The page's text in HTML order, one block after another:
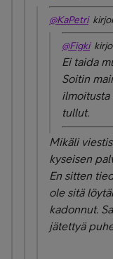
@KaPetri
@Figki
Ei taida
Soitin
ilmoitusta
tullut.
Mikäli
kyseisen
En sitten
ole sitä
kadonnut.
jätettyä